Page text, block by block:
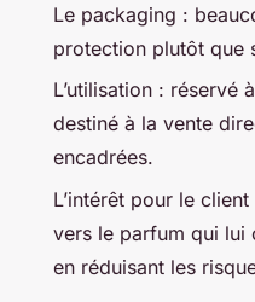
Le packaging :
protection plutôt que
L’utilisation : réservé
destiné à la vente
encadrées.
L’intérêt pour le
vers le parfum qui lui
en réduisant les